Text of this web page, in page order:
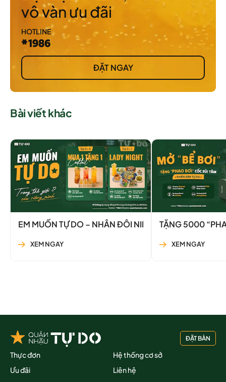
vô vàn ưu đãi
HOTLINE
*1986
ĐẶT NGAY
Bài viết khác
EM MUỐN TỰ DO – NHÂN ĐÔI NIỀM VUI VỚI 2 ƯU ĐÃI
XEM NGAY
TẶNG 5000
XEM NGAY
ĐẶT BÀN
Thực đơn
Hệ thống cơ sở
Ưu đãi
Liên hệ